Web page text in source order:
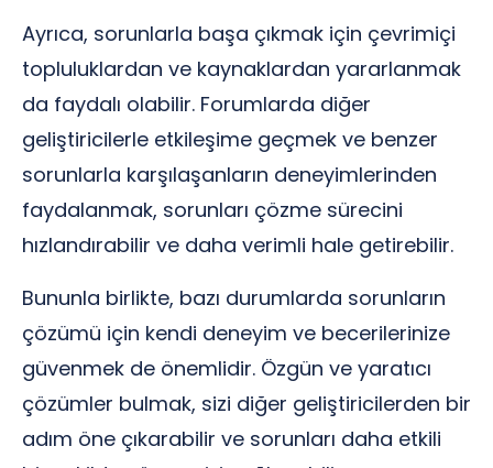
Ayrıca, sorunlarla başa çıkmak için çevrimiçi
topluluklardan ve kaynaklardan yararlanmak
da faydalı olabilir. Forumlarda diğer
geliştiricilerle etkileşime geçmek ve benzer
sorunlarla karşılaşanların deneyimlerinden
faydalanmak, sorunları çözme sürecini
hızlandırabilir ve daha verimli hale getirebilir.
Bununla birlikte, bazı durumlarda sorunların
çözümü için kendi deneyim ve becerilerinize
güvenmek de önemlidir. Özgün ve yaratıcı
çözümler bulmak, sizi diğer geliştiricilerden bir
adım öne çıkarabilir ve sorunları daha etkili